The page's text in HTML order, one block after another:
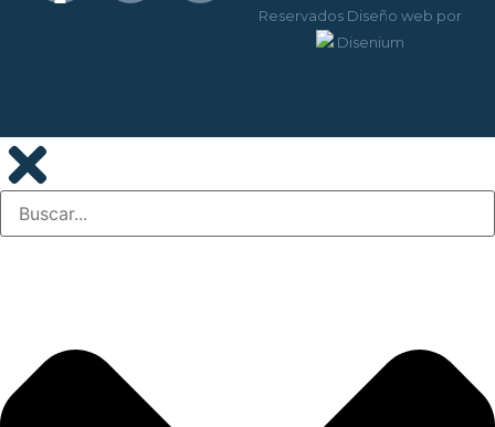
Reservados Diseño web por
Disenium